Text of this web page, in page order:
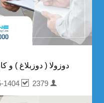
دوزولا ( دوزبلاغ ) و
mirsaberi mahdi
1404 2379